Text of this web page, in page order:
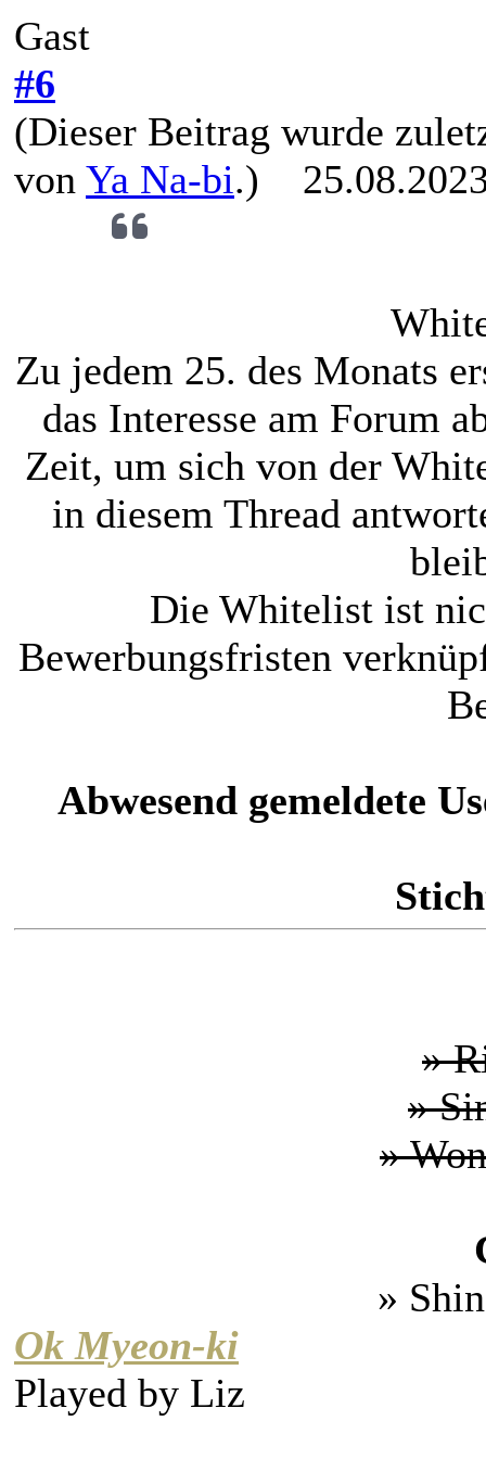
Gast
#6
(Dieser Beitrag wurde
von Ya Na-bi.)
Zu jedem 25. des Monats
das Interesse am Forum
Zeit, um sich von der
in diesem Thread
Die Whitelist ist
Bewerbungsfristen
Abwesend gemeldete
»
»
»
»
Ok Myeon-ki
Played by Liz